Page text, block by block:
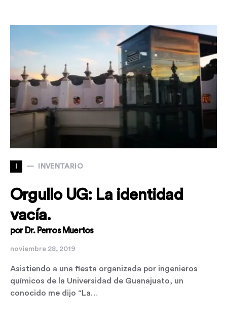
I INVENTARIO
Orgullo UG: La identidad
vacía.
por Dr. Perros Muertos
noviembre 28, 2019
Asistiendo a una fiesta organizada por ingenieros
químicos de la Universidad de Guanajuato, un
conocido me dijo “La…